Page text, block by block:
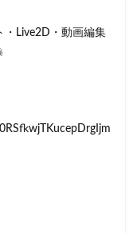
Live2D・動画編集